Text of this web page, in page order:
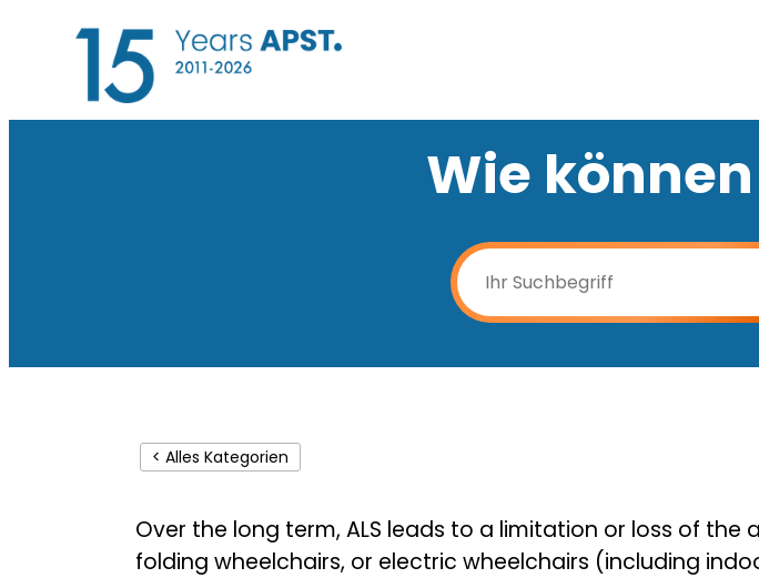
Wie
< Alles Kategorien
Over the long term, ALS leads to a limitation or loss of
folding wheelchairs, or electric wheelchairs (including